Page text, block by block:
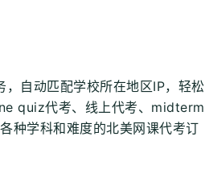
自动匹配学校所在地区IP，轻松
quiz代考、线上代考、midterm
种学科和难度的北美网课代考订